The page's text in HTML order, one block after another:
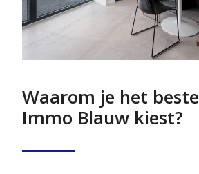
Waarom je het
Immo Blauw kiest?